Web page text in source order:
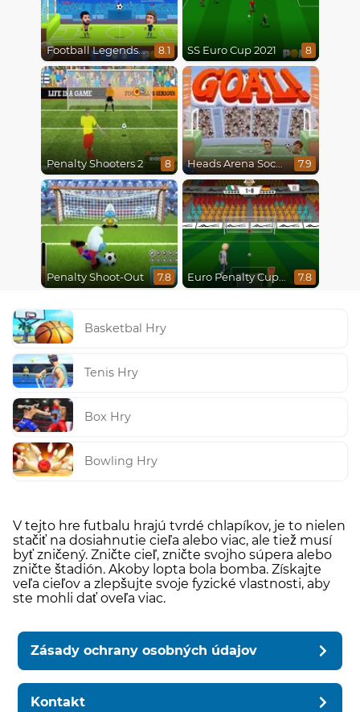
Football Legends 2021 8.1 SS Euro Cup 2021 8
Penalty Shooters 2 8 Heads Arena Soccer All Stars 7.9
Penalty Shoot-Out 7.8 Euro Penalty Cup 2021 7.8
Basketbal Hry
Tenis Hry
Box Hry
Bowling Hry
V tejto hre futbalu hrajú tvrdé chlapíkov, je to nielen
stačiť na dosiahnutie cieľa alebo viac, ale tiež musí
byť zničený. Zničte cieľ, zničte svojho súpera alebo
zničte štadión. Akoby lopta bola bomba. Získajte
veľa cieľov a zlepšujte svoje fyzické vlastnosti, aby
ste mohli dať oveľa viac.
Zásady ochrany osobných údajov
Kontakt